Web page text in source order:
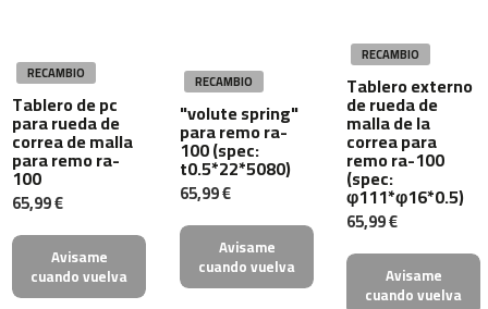
m
c
-
5
0
m
c
-
RECAMBIO
Tablero de pc
para rueda de
correa de malla
para remo ra-
100
65,99 €
Avisame
cuando vuelva
RECAMBIO
"volute spring"
para remo ra-
100 (spec:
t0.5*22*5080)
65,99 €
Avisame
cuando vuelva
RECAMBIO
Tablero externo
de rueda de
malla de la
correa para
remo ra-100
(spec:
φ111*φ16*0.5)
65,99 €
Avisame
cuando vuelva